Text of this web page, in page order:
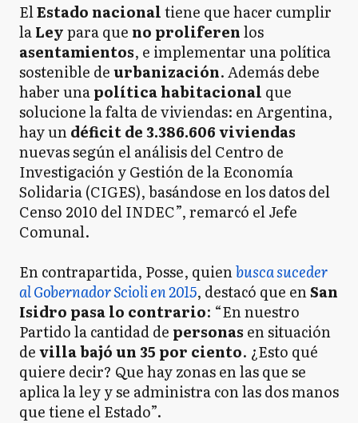
ElEstado nacionaltiene que hacer cumplir
laLeypara que no proliferenlos
asentamientos, e implementar una política
sostenible deurbanización. Además debe
haber unapolítica habitacional que
solucione la falta de viviendas: en Argentina,
hay undéficit de 3.386.606 viviendas
nuevas según el análisis del Centro de
Investigación y Gestión de la Economía
Solidaria (CIGES), basándose en los datos del
Censo 2010 del INDEC”, remarcó el Jefe
Comunal.
En contrapartida, Posse, quienbusca suceder
al Gobernador Scioli en 2015, destacó que enSan
Isidro pasa lo contrario: “En nuestro
Partido la cantidad de personas en situación
devillabajó un 35 por ciento. ¿Esto qué
quiere decir? Que hay zonas en las que se
aplica la ley y se administra con las dos manos
que tiene el Estado”.